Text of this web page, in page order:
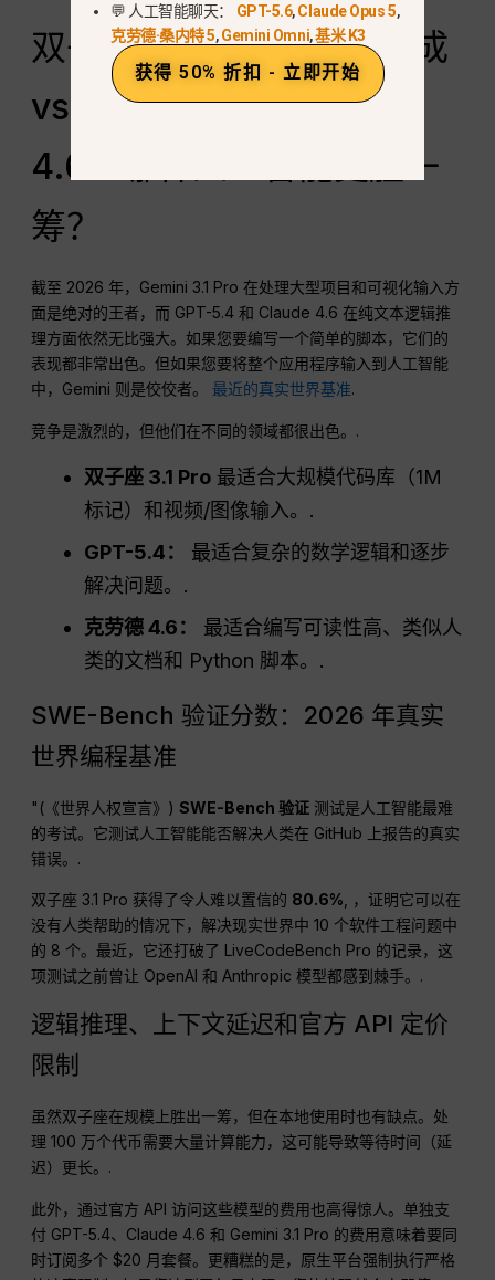
双子座 3.1 专业版代码生成
vs. GPT-5.4 vs. Claude
4.6：哪种人工智能更胜一
筹？
截至 2026 年，Gemini 3.1 Pro 在处理大型项目和可视化输入方
面是绝对的王者，而 GPT-5.4 和 Claude 4.6 在纯文本逻辑推
理方面依然无比强大。如果您要编写一个简单的脚本，它们的
表现都非常出色。但如果您要将整个应用程序输入到人工智能
中，Gemini 则是佼佼者。 最近的真实世界基准.
竞争是激烈的，但他们在不同的领域都很出色。.
双子座 3.1 Pro 最适合大规模代码库（1M
标记）和视频/图像输入。.
GPT-5.4：
最适合复杂的数学逻辑和逐步
解决问题。.
克劳德 4.6：
最适合编写可读性高、类似人
类的文档和 Python 脚本。.
SWE-Bench 验证分数：2026 年真实
世界编程基准
"(《世界人权宣言》)SWE-Bench 验证 测试是人工智能最难
的考试。它测试人工智能能否解决人类在 GitHub 上报告的真实
错误。.
双子座 3.1 Pro 获得了令人难以置信的 80.6% , ，证明它可以在
没有人类帮助的情况下，解决现实世界中 10 个软件工程问题中
的 8 个。最近，它还打破了 LiveCodeBench Pro 的记录，这
项测试之前曾让 OpenAI 和 Anthropic 模型都感到棘手。.
逻辑推理、上下文延迟和官方 API 定价
限制
虽然双子座在规模上胜出一筹，但在本地使用时也有缺点。处
理 100 万个代币需要大量计算能力，这可能导致等待时间（延
迟）更长。.
此外，通过官方 API 访问这些模型的费用也高得惊人。单独支
付 GPT-5.4、Claude 4.6 和 Gemini 3.1 Pro 的费用意味着要同
时订阅多个 $20 月套餐。更糟糕的是，原生平台强制执行严格
💬 人工智能聊天： GPT-5.6,Claude Opus 5,
克劳德·桑内特 5,Gemini Omni,基米 K3
获得 50% 折扣 - 立即开始